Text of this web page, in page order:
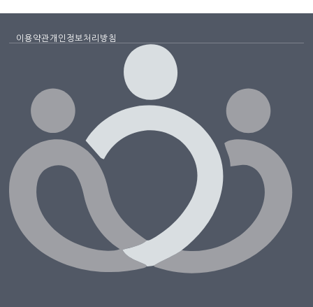
이용약관개인정보처리방침